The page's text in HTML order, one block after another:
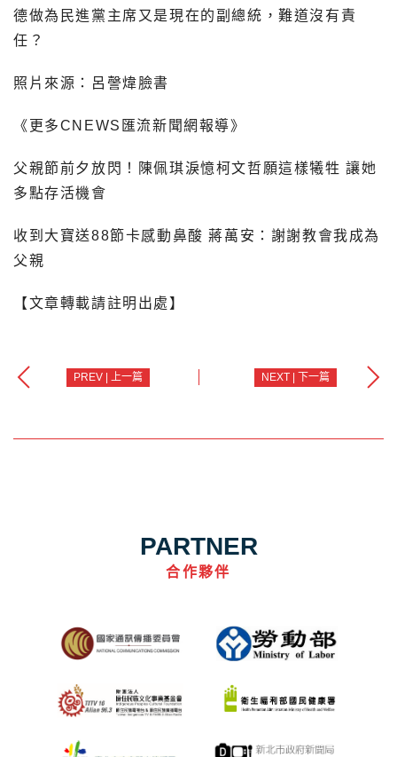
德做為民進黨主席又是現在的副總統，難道沒有責
任？
照片來源：呂謦煒臉書
《更多CNEWS匯流新聞網報導》
父親節前夕放閃！陳佩琪淚憶柯文哲願這樣犧牲 讓她
多點存活機會
收到大寶送88節卡感動鼻酸 蔣萬安：謝謝教會我成為
父親
【文章轉載請註明出處】
PREV | 上一篇 NEXT | 下一篇
PARTNER
合作夥伴